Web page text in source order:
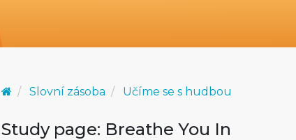
Slovní zásoba Učíme se s hudbou
Study page: Breathe You In